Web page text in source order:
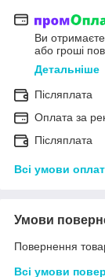
Ви
або гроші
Детальніше
Післяплата
Оплата за
Післяплата
Всі умови
Умови
Повернення
Всі умови